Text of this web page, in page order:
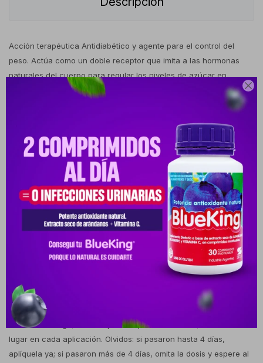

Acción terapéutica Antidiabético y agente para el control del
peso. Actúa como un doble receptor que imita a las hormonas
naturales del cuerpo para regular los niveles de azúcar en
sangre, retrasar el vaciado del estómago y disminuir
combinado si otros fármacos no son suficientes). También está
aprobado para el control de peso en adultos con obesidad (IMC
igual o mayor a 30) o sobrepeso (IMC igual o mayor a 27) que
tengan problemas de salud asociados, como la apnea obstructiva
del sueño. Funciona junto a la dieta y el ejercicio. Posología El
tratamiento inicia con una dosis baja de 2,5 mg una vez a la
semana durante 4 semanas para adaptación. Luego se aumenta
a 5 mg semanales. Según la respuesta de cada paciente, el
médico puede elevar la dosis en pasos de 2,5 mg hasta un
máximo de 15 mg por semana, permaneciendo al menos 4
semanas en cada nivel antes de un nuevo incremento. Modo de
uso Inyección subcutánea debajo de la piel una vez a la semana,
a cualquier hora del día. Sitios recomendados: abdomen a más de
5 cm del ombligo, muslo o parte superior del brazo, rotando el
lugar en cada aplicación. Olvidos: si pasaron hasta 4 días,
aplíquela ya; si pasaron más de 4 días, omita la dosis y espere al